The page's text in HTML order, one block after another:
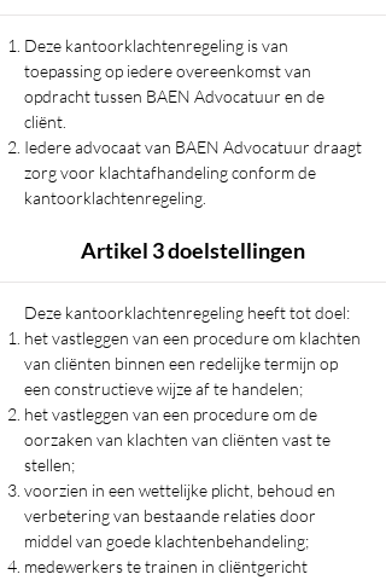
Deze kantoorklachtenregeling is van
toepassing op iedere overeenkomst van
opdracht tussen BAEN Advocatuur en de
cliënt.
Iedere advocaat van BAEN Advocatuur draagt
zorg voor klachtafhandeling conform de
kantoorklachtenregeling.
Artikel 3 doelstellingen
Deze kantoorklachtenregeling heeft tot doel:
het vastleggen van een procedure om klachten
van cliënten binnen een redelijke termijn op
een constructieve wijze af te handelen;
het vastleggen van een procedure om de
oorzaken van klachten van cliënten vast te
stellen;
voorzien in een wettelijke plicht, behoud en
verbetering van bestaande relaties door
middel van goede klachtenbehandeling;
medewerkers te trainen in cliëntgericht